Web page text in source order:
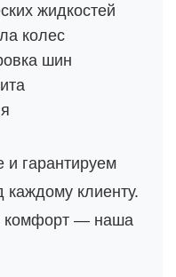
жидкостей
колес
шин
гарантируем
клиенту.
комфорт — наша